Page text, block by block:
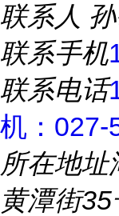
联系人
联系手机
联系电话
机：027-
所在地址
黄潭街35